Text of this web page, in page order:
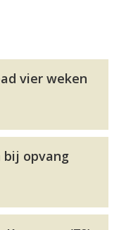
vier weken
bij opvang